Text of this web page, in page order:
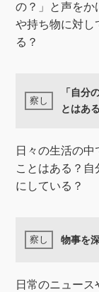
の？」と声をか
や持ち物に対し
る？
「自分
とはあ
日々の生活の
ことはある？
にしている？
物事を
日常のニュー